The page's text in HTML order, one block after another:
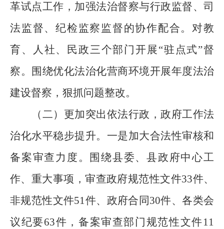
革试点工作，加强法治督察与行政监督、司
法监督、纪检监察监督的协作配合。对教
育、人社、民政三个部门开展“驻点式”督
察。围绕优化法治化营商环境开展年度法治
建设督察，狠抓问题整改。
（二）更加突出依法行政，政府工作法
治化水平稳步提升。 一是加大合法性审核和
备案审查力度。围绕县委、县政府中心工
作、重大事项，审查政府规范性文件33件、
非规范性文件51件、政府合同30件、各类会
议纪要63件，备案审查部门规范性文件11